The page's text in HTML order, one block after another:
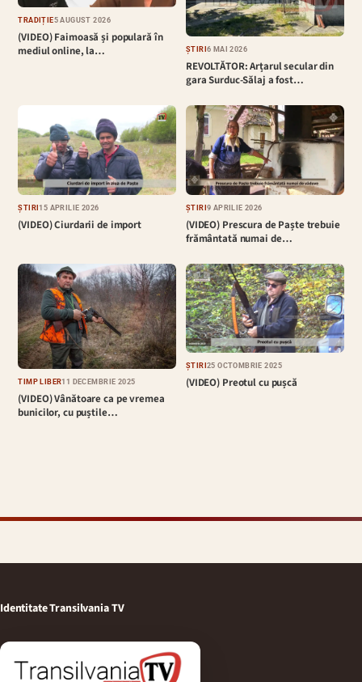
TRADIȚIE5 AUGUST 2026
(VIDEO) Faimoasă și populară în
mediul online, la…
ȘTIRI6 MAI 2026
REVOLTĂTOR: Arțarul secular din
gara Surduc-Sălaj a fost…
ȘTIRI15 APRILIE 2026
(VIDEO) Ciurdarii de import
ȘTIRI9 APRILIE 2026
(VIDEO) Prescura de Paște trebuie
frământată numai de…
TIMP LIBER11 DECEMBRIE 2025
(VIDEO) Vânătoare ca pe vremea
bunicilor, cu puștile…
ȘTIRI25 OCTOMBRIE 2025
(VIDEO) Preotul cu pușcă
Identitate Transilvania TV